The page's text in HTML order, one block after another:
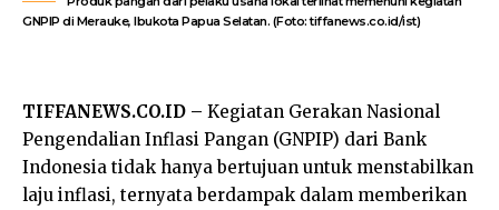
GNPIP di Merauke, Ibukota Papua Selatan. (Foto: tiffanews.co.id/ist)
TIFFANEWS.CO.ID – Kegiatan Gerakan Nasional
Pengendalian Inflasi Pangan (GNPIP) dari Bank
Indonesia tidak hanya bertujuan untuk menstabilkan
laju inflasi, ternyata berdampak dalam memberikan